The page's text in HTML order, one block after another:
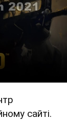
сайті.